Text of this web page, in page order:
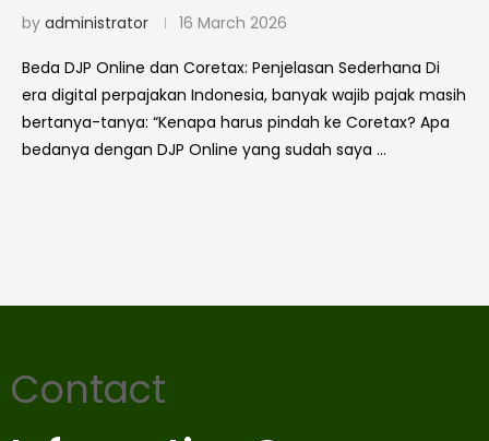
by administrator 16 March 2026
Beda DJP Online dan Coretax: Penjelasan Sederhana Di
era digital perpajakan Indonesia, banyak wajib pajak masih
bertanya-tanya: “Kenapa harus pindah ke Coretax? Apa
bedanya dengan DJP Online yang sudah saya …
Contact